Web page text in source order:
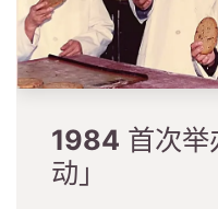
1984 首次举
动」